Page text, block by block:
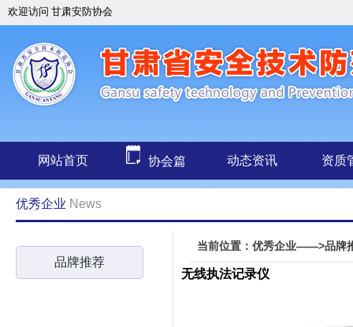
欢迎访问 甘肃安防协会
网站首页 协会篇 动态资讯 资质
优秀企业 News
品牌推荐
当前位置：优秀企业——>品牌
无线执法记录仪